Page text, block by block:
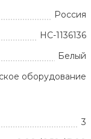
Россия
НС-1136136
Белый
оборудование
3